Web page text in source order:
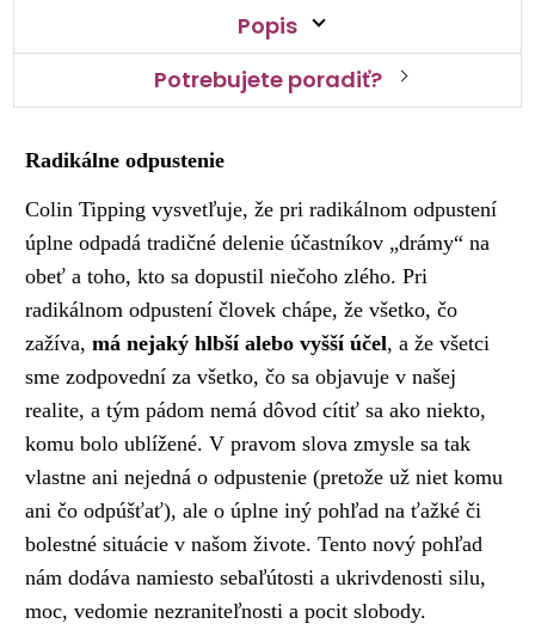
Popis
Potrebujete poradiť?
Radikálne odpustenie
Colin Tipping vysvetľuje, že pri radikálnom odpustení
úplne odpadá tradičné delenie účastníkov „drámy“ na
obeť a toho, kto sa dopustil niečoho zlého. Pri
radikálnom odpustení človek chápe, že všetko, čo
zažíva,má nejaký hlbší alebo vyšší účel, a že všetci
sme zodpovední za všetko, čo sa objavuje v našej
realite, a tým pádom nemá dôvod cítiť sa ako niekto,
komu bolo ublížené. V pravom slova zmysle sa tak
vlastne ani nejedná o odpustenie (pretože už niet komu
ani čo odpúšťať), ale o úplne iný pohľad na ťažké či
bolestné situácie v našom živote. Tento nový pohľad
nám dodáva namiesto sebaľútosti a ukrivdenosti silu,
moc, vedomie nezraniteľnosti a pocit slobody.